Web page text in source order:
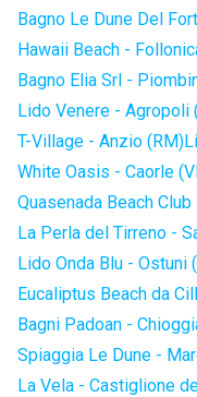
Bagno Le Dune Del
Hawaii Beach -
Bagno Elia Srl -
Lido Venere - Agropoli
T-Village - Anzio (RM)
White Oasis - Caorle
Quasenada Beach
La Perla del Tirreno -
Lido Onda Blu - Ostuni
Eucaliptus Beach da
Bagni Padoan -
Spiaggia Le Dune -
La Vela - Castiglione